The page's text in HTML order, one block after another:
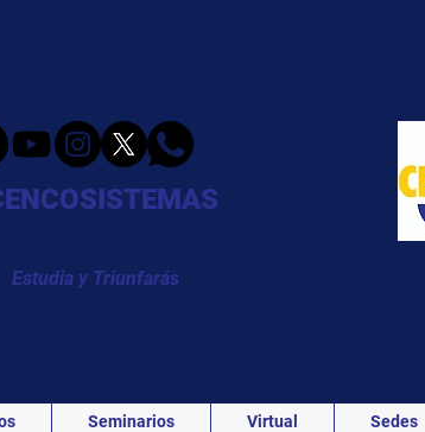
Estudia y Triunfarás
Seminarios Virtual Sedes